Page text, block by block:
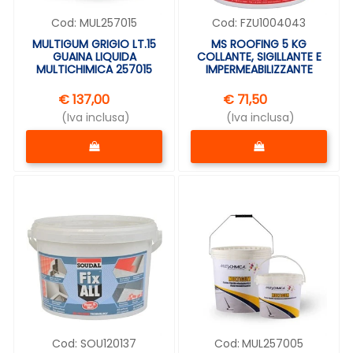
Cod: MUL257015
MULTIGUM GRIGIO LT.15
GUAINA LIQUIDA
MULTICHIMICA 257015
€ 137,00
(Iva inclusa)
Quantità
Cod: FZU1004043
MS ROOFING 5 KG
COLLANTE, SIGILLANTE E
IMPERMEABILIZZANTE
€ 71,50
(Iva inclusa)
Quantità
Cod: SOU120137
Cod: MUL257005